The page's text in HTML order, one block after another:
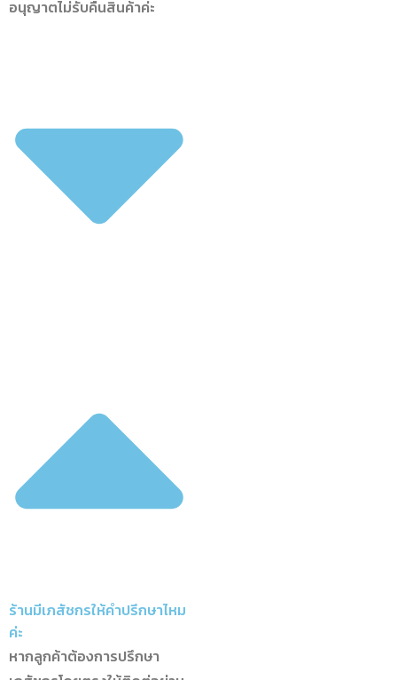
อนุญาตไม่รับคืนสินค้าค่ะ
ร้านมีเภสัชกรให้คำปรึกษาไหม
ค่ะ
หากลูกค้าต้องการปรึกษา